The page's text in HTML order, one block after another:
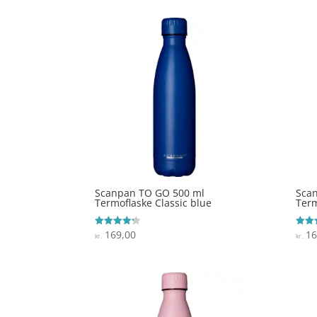
Scanpan TO GO 500 ml
Termoflaske Classic blue
Vurderet
4.2
kr. 169,00
4.3
kr.